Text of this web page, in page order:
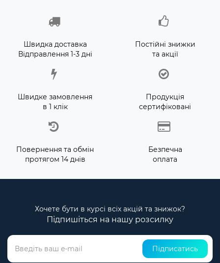
Швидка доставка
Відправлення 1-3 дні
Постійні знижки
та акції
Швидке замовлення
в 1 клік
Продукція
сертифіковані
Повернення та обмін
протягом 14 днів
Безпечна
оплата
Хочете бути в курсі всіх акцій та знижок?
Підпишіться на нашу розсилку
Підписатись